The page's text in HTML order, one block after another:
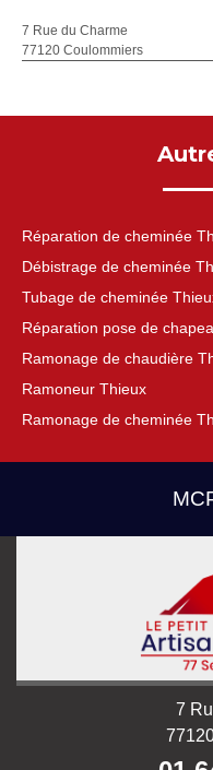
7 Rue du Charme
77120 Coulommiers
Réparation de cheminée
Débistrage de cheminée
Tubage de cheminée
Réparation pose de
Ramonage de chaudière
Ramoneur Thieux
Ramonage de cheminée
7